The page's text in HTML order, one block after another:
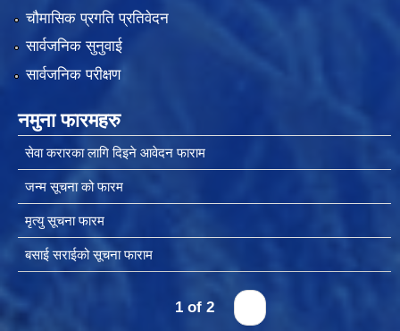
चौमासिक प्रगति प्रतिवेदन
सार्वजनिक सुनुवाई
सार्वजनिक परीक्षण
नमुना फारमहरु
सेवा करारका लागि दिइने आवेदन फाराम
जन्म सूचना को फारम
मृत्यु सूचना फारम
बसाई सराईको सूचना फाराम
1 of 2